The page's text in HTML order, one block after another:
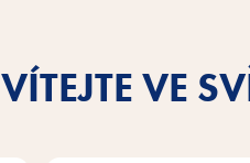
VÍTEJTE VE